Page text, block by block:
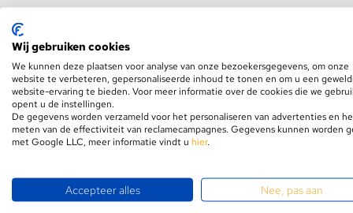
Aantal modules
26 tot en met 40
12 Volt
41 tot en met 50
12 Volt
Wanneer u meer dan 50 modules op één
vanaf
Maak het aansluiten makkelijk door aan de
te bestellen. Hiermee sluit u de modules
Input Current
Aantal leds
Lichtopbrengst
Lichthoek
Wij gebruiken cookies
We kunnen deze plaatsen voor analyse van onze bezoekersgegevens, om onze
website te verbeteren, gepersonaliseerde inhoud te tonen en om u een
website-ervaring te bieden. Voor meer informatie over de cookies die we
opent u de instellingen.
De gegevens worden verzameld voor het personaliseren van advertenties en
meten van de effectiviteit van reclamecampagnes. Gegevens kunnen worden
met Google LLC, meer informatie vindt u hier.
Accepteer alles Nee, pas aan